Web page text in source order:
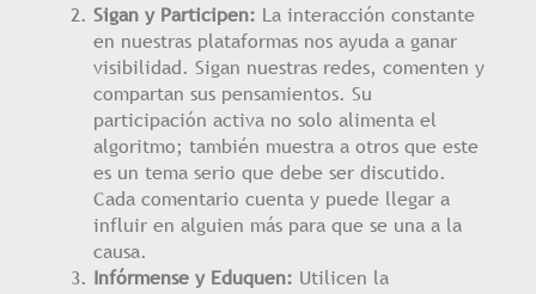
Sigan y Participen: La interacción constante
en nuestras plataformas nos ayuda a ganar
visibilidad. Sigan nuestras redes, comenten y
compartan sus pensamientos. Su
participación activa no solo alimenta el
algoritmo; también muestra a otros que este
es un tema serio que debe ser discutido.
Cada comentario cuenta y puede llegar a
influir en alguien más para que se una a la
causa.
Infórmense y Eduquen: Utilicen la